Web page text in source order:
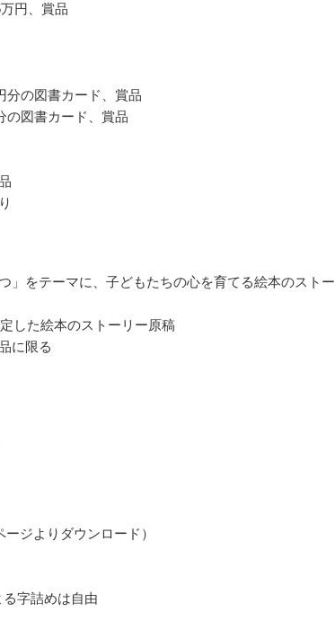
円、賞品
の図書カード、賞品
図書カード、賞品
」をテーマに、子どもたちの心を育てる絵本のストー
した絵本のストーリー原稿
に限る
ジよりダウンロード）
字詰めは自由